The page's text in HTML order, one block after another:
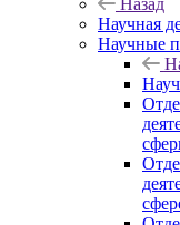
Назад
Научная
Научные